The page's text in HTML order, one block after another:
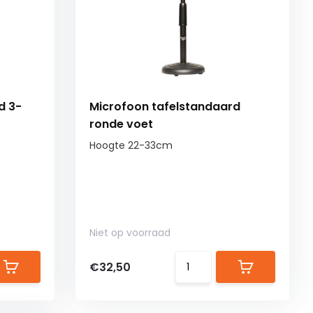
3-
Microfoon tafelstandaard
ronde voet
Hoogte 22-33cm
Niet op voorraad
€32,50